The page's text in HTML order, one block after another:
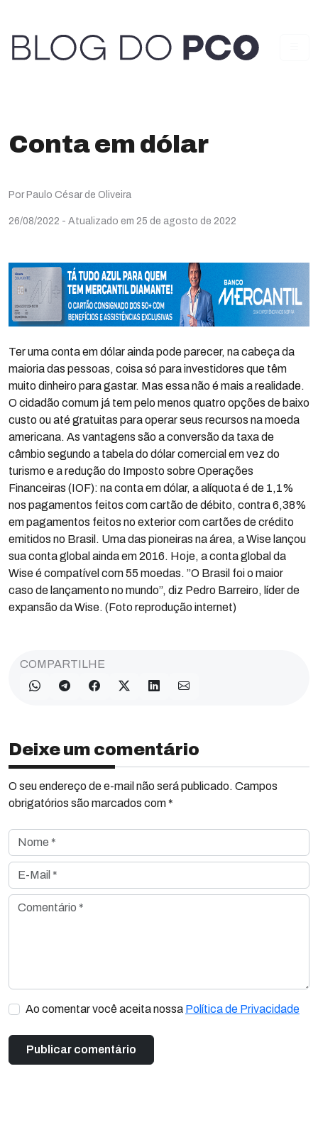
Conta em dólar
Por Paulo César de Oliveira
26/08/2022 - Atualizado em 25 de agosto de 2022
Ter uma conta em dólar ainda pode parecer, na cabeça da
maioria das pessoas, coisa só para investidores que têm
muito dinheiro para gastar. Mas essa não é mais a realidade.
O cidadão comum já tem pelo menos quatro opções de baixo
custo ou até gratuitas para operar seus recursos na moeda
americana. As vantagens são a conversão da taxa de
câmbio segundo a tabela do dólar comercial em vez do
turismo e a redução do Imposto sobre Operações
Financeiras (IOF): na conta em dólar, a alíquota é de 1,1%
nos pagamentos feitos com cartão de débito, contra 6,38%
em pagamentos feitos no exterior com cartões de crédito
emitidos no Brasil. Uma das pioneiras na área, a Wise lançou
sua conta global ainda em 2016. Hoje, a conta global da
Wise é compatível com 55 moedas. ”O Brasil foi o maior
caso de lançamento no mundo”, diz Pedro Barreiro, líder de
expansão da Wise. (Foto reprodução internet)
COMPARTILHE
Deixe um comentário
O seu endereço de e-mail não será publicado. Campos
obrigatórios são marcados com *
Nome *
E-Mail *
Comentário *
Ao comentar você aceita nossa Política de Privacidade